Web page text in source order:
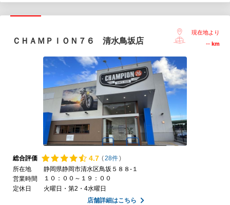
ＣＨＡＭＰＩＯＮ７６ 清水鳥坂店
現在地より
-- km
総合評価 4.7 (28件)
所在地
静岡県静岡市清水区鳥坂５８８-１
営業時間
１０：００～１９：００
定休日
火曜日・第2・4水曜日
店舗詳細はこちら